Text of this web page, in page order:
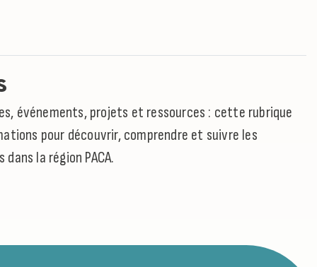
événements, projets et ressources : cette rubrique
pour découvrir, comprendre et suivre les
la région PACA.